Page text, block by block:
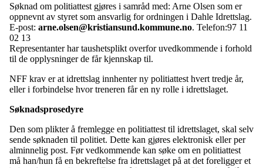
Søknad om politiattest gjøres i samråd med: Arne Olsen som er
oppnevnt av styret som ansvarlig for ordningen i Dahle Idrettslag.
E-post: arne.olsen@kristiansund.kommune.no. Telefon:97 11
02 13
Representanter har taushetsplikt overfor uvedkommende i forhold
til de opplysninger de får kjennskap til.
NFF krav er at idrettslag innhenter ny politiattest hvert tredje år,
eller i forbindelse hvor treneren får en ny rolle i idrettslaget.
Søknadsprosedyre
Den som plikter å fremlegge en politiattest til idrettslaget, skal selv
sende søknaden til politiet. Dette kan gjøres elektronisk eller per
alminnelig post. Før vedkommende kan søke om en politiattest
må han/hun få en bekreftelse fra idrettslaget på at det foreligger et